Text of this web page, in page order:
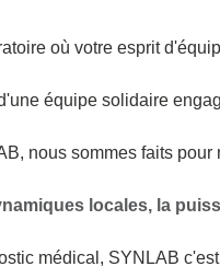
où votre esprit
équipe solidaire
nous sommes faits pour
locales, la
médical, SYNLAB